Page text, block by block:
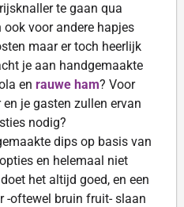
te gaan qua
voor andere hapjes
maar er toch heerlijk
je aan handgemaakte
en rauwe ham? Voor
je gasten zullen ervan
nodig?
dips op basis van
en helemaal niet
het altijd goed, en een
-oftewel bruin fruit- slaan